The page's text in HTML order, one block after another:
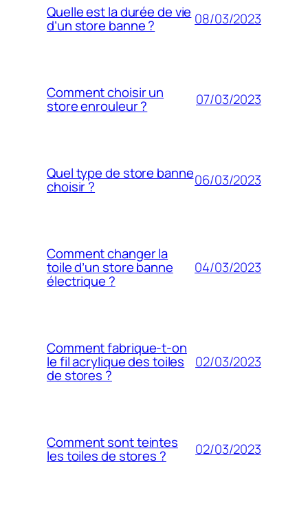
Quelle est la durée de vie
d’un store banne ? 08/03/2023
Comment choisir un
store enrouleur ? 07/03/2023
Quel type de store banne
choisir ? 06/03/2023
Comment changer la
toile d’un store banne
électrique ?
04/03/2023
Comment fabrique-t-on
le fil acrylique des toiles
de stores ?
02/03/2023
Comment sont teintes
les toiles de stores ? 02/03/2023